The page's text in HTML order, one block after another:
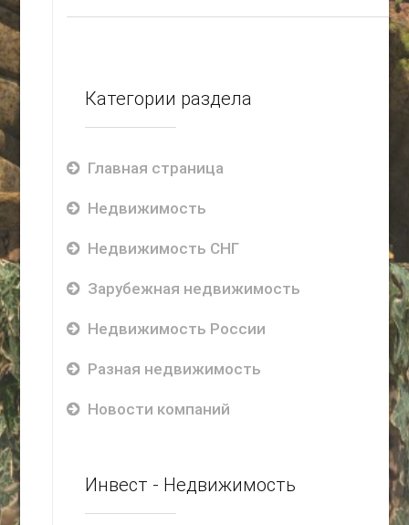
Категории раздела
Главная страница
Недвижимость
Недвижимость СНГ
Зарубежная недвижимость
Недвижимость России
Разная недвижимость
Новости компаний
Инвест - Недвижимость